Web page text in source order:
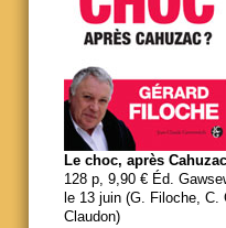
Le choc, après Cahuzac
128 p, 9,90 € Éd.
le 13 juin (G. Filoche, C.
Claudon)